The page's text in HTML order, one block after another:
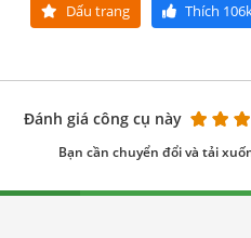
Dấu trang Thích
Đánh giá công cụ này
Bạn cần chuyển đổi và tải